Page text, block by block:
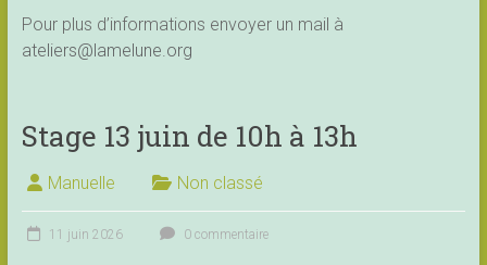
Pour plus d’informations envoyer un mail à
ateliers@lamelune.org
Stage 13 juin de 10h à 13h
Manuelle Non classé
11 juin 2026 0 commentaire